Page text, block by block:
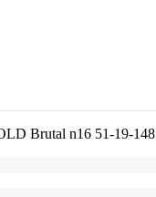
Brutal n16 51-19-148